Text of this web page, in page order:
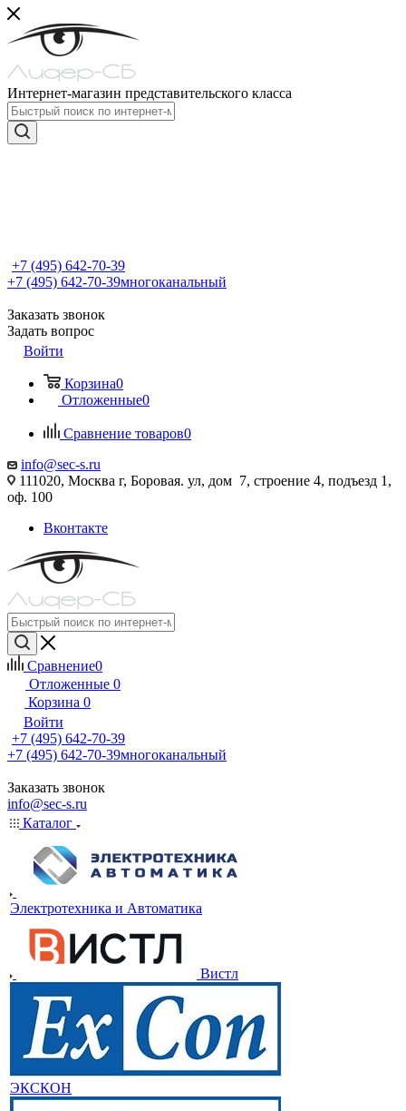
Интернет-магазин представительского класса
+7 (495) 642-70-39
+7 (495) 642-70-39многоканальный
Заказать звонок
Задать вопрос
Войти
Корзина0
Отложенные0
Сравнение товаров0
info@sec-s.ru
111020, Москва г, Боровая. ул, дом 7, строение 4, подъезд 1,
оф. 100
Вконтакте
Сравнение0
Отложенные 0
Корзина 0
Войти
+7 (495) 642-70-39
+7 (495) 642-70-39многоканальный
Заказать звонок
info@sec-s.ru
Каталог
Электротехника и Автоматика
Вистл
ЭКСКОН